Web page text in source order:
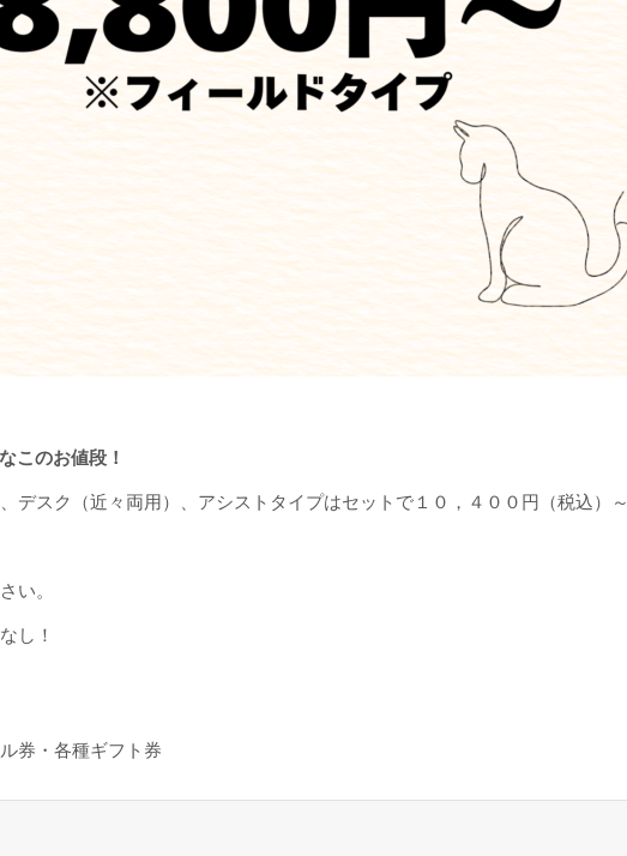
このお値段！
デスク（近々両用）、アシストタイプはセットで１０，４００円（税込）～
い。
し！
・各種ギフト券